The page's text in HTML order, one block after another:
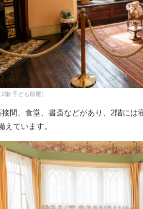
階 子ども部屋）
接間、食堂、書斎などがあり、2階には
えています。